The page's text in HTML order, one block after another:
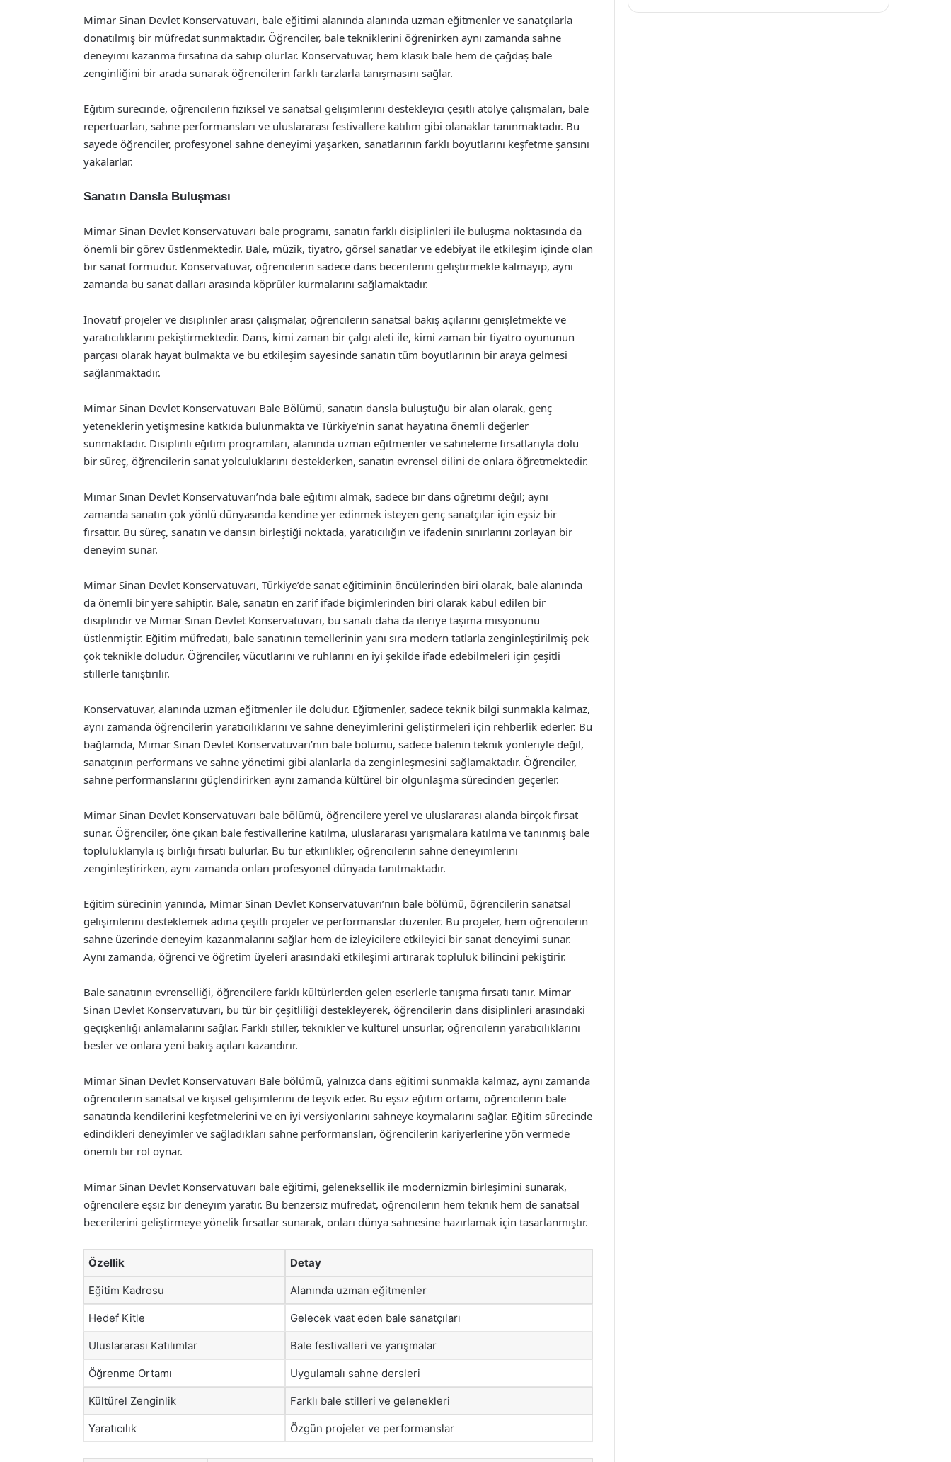
Mimar Sinan Devlet Konservatuvarı, bale eğitimi alanında alanında uzman eğitmenler ve sanatçılarla
donatılmış bir müfredat sunmaktadır. Öğrenciler, bale tekniklerini öğrenirken aynı zamanda sahne
deneyimi kazanma fırsatına da sahip olurlar. Konservatuvar, hem klasik bale hem de çağdaş bale
zenginliğini bir arada sunarak öğrencilerin farklı tarzlarla tanışmasını sağlar.
Eğitim sürecinde, öğrencilerin fiziksel ve sanatsal gelişimlerini destekleyici çeşitli atölye çalışmaları, bale
repertuarları, sahne performansları ve uluslararası festivallere katılım gibi olanaklar tanınmaktadır. Bu
sayede öğrenciler, profesyonel sahne deneyimi yaşarken, sanatlarının farklı boyutlarını keşfetme şansını
yakalarlar.
Sanatın Dansla Buluşması
Mimar Sinan Devlet Konservatuvarı bale programı, sanatın farklı disiplinleri ile buluşma noktasında da
önemli bir görev üstlenmektedir. Bale, müzik, tiyatro, görsel sanatlar ve edebiyat ile etkileşim içinde olan
bir sanat formudur. Konservatuvar, öğrencilerin sadece dans becerilerini geliştirmekle kalmayıp, aynı
zamanda bu sanat dalları arasında köprüler kurmalarını sağlamaktadır.
İnovatif projeler ve disiplinler arası çalışmalar, öğrencilerin sanatsal bakış açılarını genişletmekte ve
yaratıcılıklarını pekiştirmektedir. Dans, kimi zaman bir çalgı aleti ile, kimi zaman bir tiyatro oyununun
parçası olarak hayat bulmakta ve bu etkileşim sayesinde sanatın tüm boyutlarının bir araya gelmesi
sağlanmaktadır.
Mimar Sinan Devlet Konservatuvarı Bale Bölümü, sanatın dansla buluştuğu bir alan olarak, genç
yeteneklerin yetişmesine katkıda bulunmakta ve Türkiye’nin sanat hayatına önemli değerler
sunmaktadır. Disiplinli eğitim programları, alanında uzman eğitmenler ve sahneleme fırsatlarıyla dolu
bir süreç, öğrencilerin sanat yolculuklarını desteklerken, sanatın evrensel dilini de onlara öğretmektedir.
Mimar Sinan Devlet Konservatuvarı’nda bale eğitimi almak, sadece bir dans öğretimi değil; aynı
zamanda sanatın çok yönlü dünyasında kendine yer edinmek isteyen genç sanatçılar için eşsiz bir
fırsattır. Bu süreç, sanatın ve dansın birleştiği noktada, yaratıcılığın ve ifadenin sınırlarını zorlayan bir
deneyim sunar.
Mimar Sinan Devlet Konservatuvarı, Türkiye’de sanat eğitiminin öncülerinden biri olarak, bale alanında
da önemli bir yere sahiptir. Bale, sanatın en zarif ifade biçimlerinden biri olarak kabul edilen bir
disiplindir ve Mimar Sinan Devlet Konservatuvarı, bu sanatı daha da ileriye taşıma misyonunu
üstlenmiştir. Eğitim müfredatı, bale sanatının temellerinin yanı sıra modern tatlarla zenginleştirilmiş pek
çok teknikle doludur. Öğrenciler, vücutlarını ve ruhlarını en iyi şekilde ifade edebilmeleri için çeşitli
stillerle tanıştırılır.
Konservatuvar, alanında uzman eğitmenler ile doludur. Eğitmenler, sadece teknik bilgi sunmakla kalmaz,
aynı zamanda öğrencilerin yaratıcılıklarını ve sahne deneyimlerini geliştirmeleri için rehberlik ederler. Bu
bağlamda, Mimar Sinan Devlet Konservatuvarı’nın bale bölümü, sadece balenin teknik yönleriyle değil,
sanatçının performans ve sahne yönetimi gibi alanlarla da zenginleşmesini sağlamaktadır. Öğrenciler,
sahne performanslarını güçlendirirken aynı zamanda kültürel bir olgunlaşma sürecinden geçerler.
Mimar Sinan Devlet Konservatuvarı bale bölümü, öğrencilere yerel ve uluslararası alanda birçok fırsat
sunar. Öğrenciler, öne çıkan bale festivallerine katılma, uluslararası yarışmalara katılma ve tanınmış bale
topluluklarıyla iş birliği fırsatı bulurlar. Bu tür etkinlikler, öğrencilerin sahne deneyimlerini
zenginleştirirken, aynı zamanda onları profesyonel dünyada tanıtmaktadır.
Eğitim sürecinin yanında, Mimar Sinan Devlet Konservatuvarı’nın bale bölümü, öğrencilerin sanatsal
gelişimlerini desteklemek adına çeşitli projeler ve performanslar düzenler. Bu projeler, hem öğrencilerin
sahne üzerinde deneyim kazanmalarını sağlar hem de izleyicilere etkileyici bir sanat deneyimi sunar.
Aynı zamanda, öğrenci ve öğretim üyeleri arasındaki etkileşimi artırarak topluluk bilincini pekiştirir.
Bale sanatının evrenselliği, öğrencilere farklı kültürlerden gelen eserlerle tanışma fırsatı tanır. Mimar
Sinan Devlet Konservatuvarı, bu tür bir çeşitliliği destekleyerek, öğrencilerin dans disiplinleri arasındaki
geçişkenliği anlamalarını sağlar. Farklı stiller, teknikler ve kültürel unsurlar, öğrencilerin yaratıcılıklarını
besler ve onlara yeni bakış açıları kazandırır.
Mimar Sinan Devlet Konservatuvarı Bale bölümü, yalnızca dans eğitimi sunmakla kalmaz, aynı zamanda
öğrencilerin sanatsal ve kişisel gelişimlerini de teşvik eder. Bu eşsiz eğitim ortamı, öğrencilerin bale
sanatında kendilerini keşfetmelerini ve en iyi versiyonlarını sahneye koymalarını sağlar. Eğitim sürecinde
edindikleri deneyimler ve sağladıkları sahne performansları, öğrencilerin kariyerlerine yön vermede
önemli bir rol oynar.
Mimar Sinan Devlet Konservatuvarı bale eğitimi, geleneksellik ile modernizmin birleşimini sunarak,
öğrencilere eşsiz bir deneyim yaratır. Bu benzersiz müfredat, öğrencilerin hem teknik hem de sanatsal
becerilerini geliştirmeye yönelik fırsatlar sunarak, onları dünya sahnesine hazırlamak için tasarlanmıştır.
Özellik Detay
Eğitim Kadrosu Alanında uzman eğitmenler
Hedef Kitle Gelecek vaat eden bale sanatçıları
Uluslararası Katılımlar Bale festivalleri ve yarışmalar
Öğrenme Ortamı Uygulamalı sahne dersleri
Kültürel Zenginlik Farklı bale stilleri ve gelenekleri
Yaratıcılık Özgün projeler ve performanslar